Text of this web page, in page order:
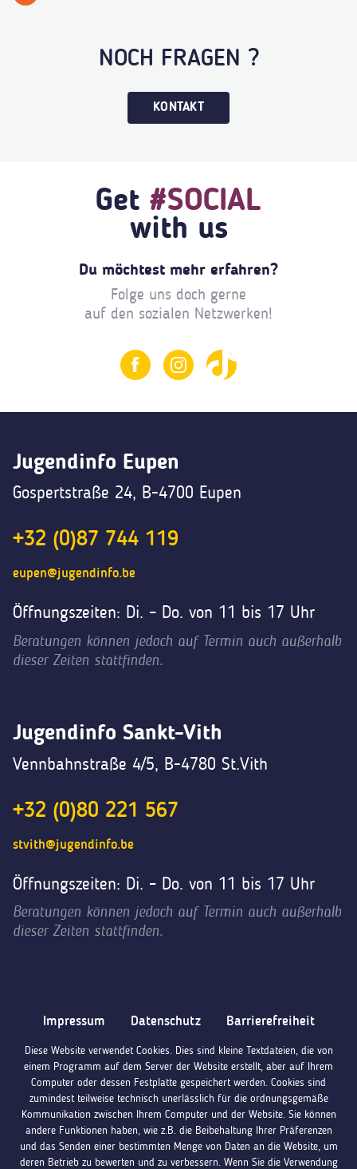
NOCH FRAGEN ?
KONTAKT
Get #SOCIAL
with us
Du möchtest mehr erfahren?
Folge uns doch gerne
auf den sozialen Netzwerken!
Jugendinfo Eupen
Gospertstraße 24, B-4700 Eupen
+32 (0)87 744 119
eupen@jugendinfo.be
Öffnungszeiten: Di. – Do. von 11 bis 17 Uhr
Beratungen können jedoch auf Termin auch außerhalb
dieser Zeiten stattfinden.
Jugendinfo Sankt-Vith
Vennbahnstraße 4/5, B-4780 St.Vith
+32 (0)80 221 567
stvith@jugendinfo.be
Öffnungszeiten: Di. – Do. von 11 bis 17 Uhr
Beratungen können jedoch auf Termin auch außerhalb
dieser Zeiten stattfinden.
Impressum Datenschutz Barrierefreiheit
Diese Website verwendet Cookies. Dies sind kleine Textdateien, die von
einem Programm auf dem Server der Website erstellt, aber auf Ihrem
Computer oder dessen Festplatte gespeichert werden. Cookies sind
zumindest teilweise technisch unerlässlich für die ordnungsgemäße
Kommunikation zwischen Ihrem Computer und der Website. Sie können
andere Funktionen haben, wie z.B. die Beibehaltung Ihrer Präferenzen
und das Senden einer bestimmten Menge von Daten an die Website, um
deren Betrieb zu bewerten und zu verbessern. Wenn Sie die Verwendung